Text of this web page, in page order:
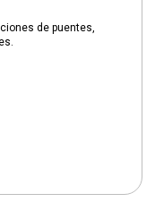
de puentes,